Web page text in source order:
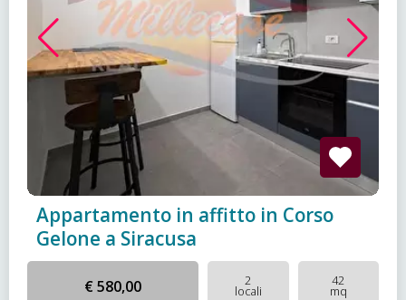
Appartamento in affitto in Corso
Gelone a Siracusa
€ 580,00 2
locali
42
mq